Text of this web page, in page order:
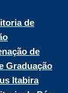
de
de
Graduação
Itabira